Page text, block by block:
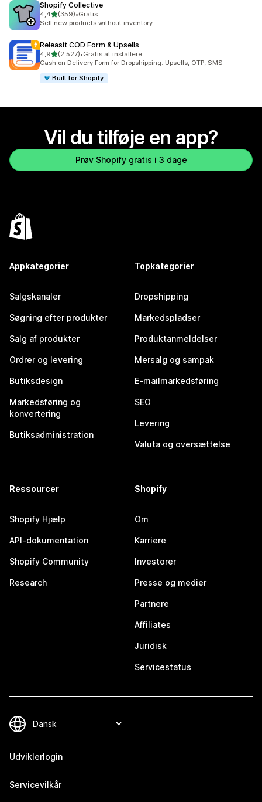
Shopify Collective
4,4ud af 5 stjerner
(359)
359 anmeldelser i alt
•Gratis
Sell new products without inventory
Releasit COD Form & Upsells
4,9ud af 5 stjerner
(2.527)
2527 anmeldelser i alt
•Gratis at installere
Cash on Delivery Form for Dropshipping: Upsells, OTP, SMS
Built for Shopify
Vil du tilføje en app?
Prøv Shopify gratis i 3 dage
Appkategorier
Salgskanaler
Søgning efter produkter
Salg af produkter
Ordrer og levering
Butiksdesign
Markedsføring og
konvertering
Butiksadministration
Topkategorier
Dropshipping
Markedspladser
Produktanmeldelser
Mersalg og sampak
E-mailmarkedsføring
SEO
Levering
Valuta og oversættelse
Ressourcer
Shopify Hjælp
API-dokumentation
Shopify Community
Research
Shopify
Om
Karriere
Investorer
Presse og medier
Partnere
Affiliates
Juridisk
Servicestatus
Udviklerlogin
Servicevilkår